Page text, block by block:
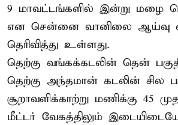
9 மாவட்டங்களில் இன்று மழை
என சென்னை வானிலை ஆய்வு
தெரிவித்து உள்ளது.
தெற்கு வங்கக்கடலின் தென்
தெற்கு அந்தமான் கடலின் சில
சூறாவளிக்காற்று மணிக்கு 45
மீட்டர் வேகத்திலும்